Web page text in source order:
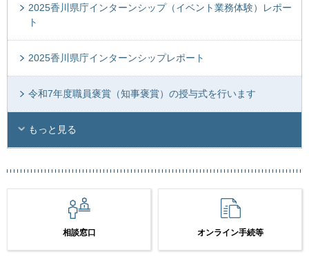
2025香川県庁インターンシップ（イベント業務体験）レポー
ト
2025香川県庁インターンシップレポート
令和7年度職員褒賞（知事褒賞）の授与式を行います
もっと見る
相談窓口 オンライン手続等